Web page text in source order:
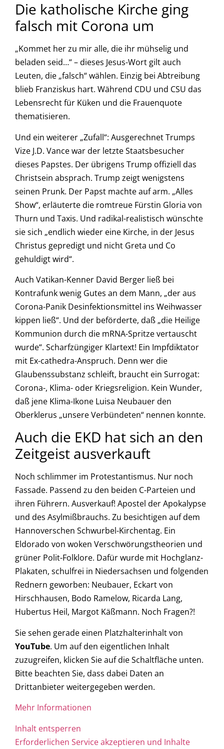
Die katholische Kirche ging
falsch mit Corona um
„Kommet her zu mir alle, die ihr mühselig und
beladen seid…“ – dieses Jesus-Wort gilt auch
Leuten, die „falsch“ wählen. Einzig bei Abtreibung
blieb Franziskus hart. Während CDU und CSU das
Lebensrecht für Küken und die Frauenquote
thematisieren.
Und ein weiterer „Zufall“: Ausgerechnet Trumps
Vize J.D. Vance war der letzte Staatsbesucher
dieses Papstes. Der übrigens Trump offiziell das
Christsein absprach. Trump zeigt wenigstens
seinen Prunk. Der Papst machte auf arm. „Alles
Show“, erläuterte die romtreue Fürstin Gloria von
Thurn und Taxis. Und radikal-realistisch wünschte
sie sich „endlich wieder eine Kirche, in der Jesus
Christus gepredigt und nicht Greta und Co
gehuldigt wird“.
Auch Vatikan-Kenner David Berger ließ bei
Kontrafunk wenig Gutes an dem Mann, „der aus
Corona-Panik Desinfektionsmittel ins Weihwasser
kippen ließ“. Und der beförderte, daß „die Heilige
Kommunion durch die mRNA-Spritze vertauscht
wurde“. Scharfzüngiger Klartext! Ein Impfdiktator
mit Ex-cathedra-Anspruch. Denn wer die
Glaubenssubstanz schleift, braucht ein Surrogat:
Corona-, Klima- oder Kriegsreligion. Kein Wunder,
daß jene Klima-Ikone Luisa Neubauer den
Oberklerus „unsere Verbündeten“ nennen konnte.
Auch die EKD hat sich an den
Zeitgeist ausverkauft
Noch schlimmer im Protestantismus. Nur noch
Fassade. Passend zu den beiden C-Parteien und
ihren Führern. Ausverkauf! Apostel der Apokalypse
und des Asylmißbrauchs. Zu besichtigen auf dem
Hannoverschen Schwurbel-Kirchentag. Ein
Eldorado von woken Verschwörungstheorien und
grüner Polit-Folklore. Dafür wurde mit Hochglanz-
Plakaten, schulfrei in Niedersachsen und folgenden
Rednern geworben: Neubauer, Eckart von
Hirschhausen, Bodo Ramelow, Ricarda Lang,
Hubertus Heil, Margot Käßmann. Noch Fragen?!
Sie sehen gerade einen Platzhalterinhalt von
YouTube. Um auf den eigentlichen Inhalt
zuzugreifen, klicken Sie auf die Schaltfläche unten.
Bitte beachten Sie, dass dabei Daten an
Drittanbieter weitergegeben werden.
Mehr Informationen
Inhalt entsperren
Erforderlichen Service akzeptieren und Inhalte